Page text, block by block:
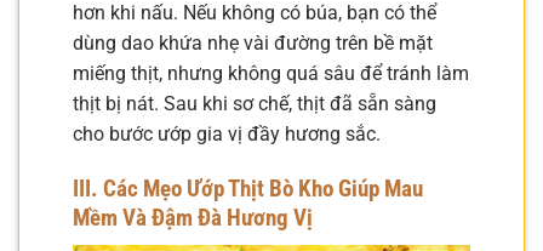
hơn khi nấu. Nếu không có búa, bạn có thể
dùng dao khứa nhẹ vài đường trên bề mặt
miếng thịt, nhưng không quá sâu để tránh làm
thịt bị nát. Sau khi sơ chế, thịt đã sẵn sàng
cho bước ướp gia vị đầy hương sắc.
III. Các Mẹo Ướp Thịt Bò Kho Giúp Mau
Mềm Và Đậm Đà Hương Vị